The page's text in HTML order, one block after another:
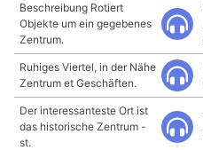
Beschreibung Rotiert
Objekte um ein gegebenes
Zentrum.
Ruhiges Viertel, in der Nähe
Zentrum et Geschäften.
Der interessanteste Ort ist
das historische Zentrum -
st.